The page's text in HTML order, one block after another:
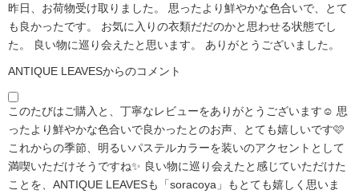
昨日、お荷物受け取りました。 思ったより鮮やかな色合いで、とて
も良かったです。 お気に入りの衣類だだのかと思わせる状態でし
た。 良い物に巡り会えたと思います。 ありがとうございました。
ANTIQUE LEAVESからのコメント
このたびはご購入と、丁寧なレビューをありがとうございます☺️ 思
ったより鮮やかな色合いで良かったとのお声、とても嬉しいです🩷
これからの季節、明るいパステルカラーを装いのアクセントとして
満喫いただけそうですね✨ 良い物に巡り会えたと感じていただけた
ことを、ANTIQUE LEAVESも「soracoya」もとても嬉しく思いま